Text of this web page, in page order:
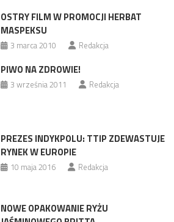
OSTRY FILM W PROMOCJI HERBAT
MASPEKSU
3 marca 2010 Redakcja
PIWO NA ZDROWIE!
3 września 2011 Redakcja
PREZES INDYKPOLU: TTIP ZDEWASTUJE
RYNEK W EUROPIE
10 maja 2016 Redakcja
NOWE OPAKOWANIE RYŻU